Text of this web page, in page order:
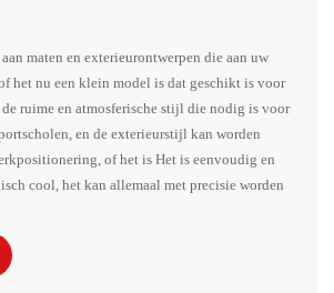
maten en exterieurontwerpen die aan uw
het nu een klein model is dat geschikt is voor
ruime en atmosferische stijl die nodig is voor
en de exterieurstijl kan worden
of het is Het is eenvoudig en
cool, het kan allemaal met precisie worden